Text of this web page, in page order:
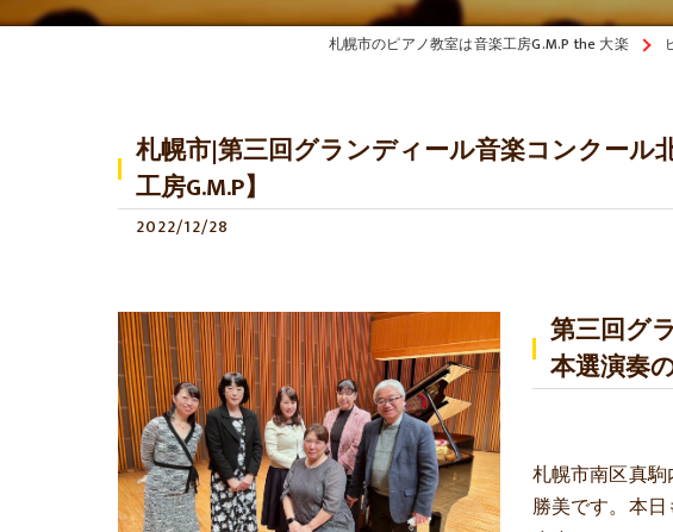
札幌市のピアノ教室は音楽工房G.M.P the 大楽
札幌市|第三回グランディール音楽コンクール
工房G.M.P】
2022/12/28
第三回グ
本選演奏
札幌市南区真駒
勝美です。本